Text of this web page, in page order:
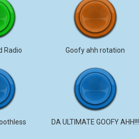
Radio Goofy ahh rotation
DA ULTIMATE GOOFY AHH!!!